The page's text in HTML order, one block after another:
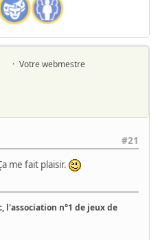
Votre webmestre
#21
me fait plaisir.
l'association n°1 de jeux de